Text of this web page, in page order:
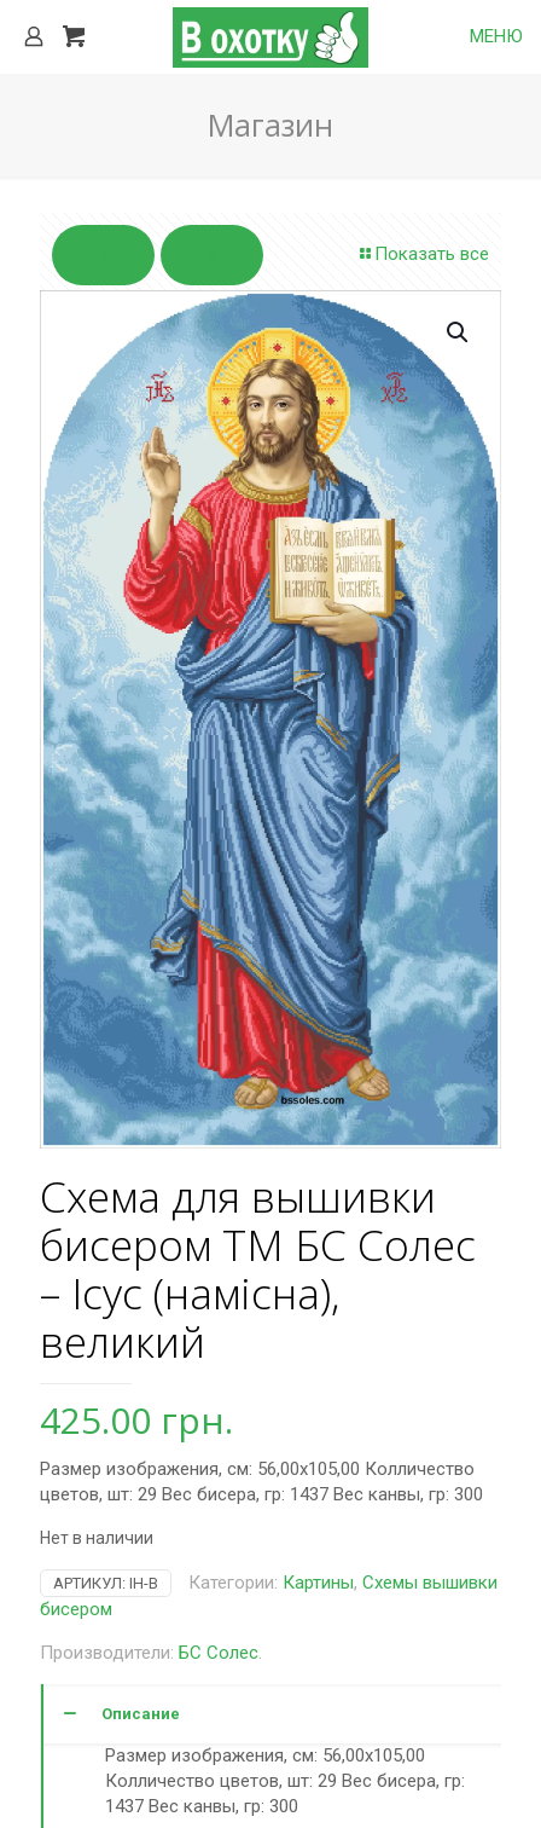
МЕНЮ
Магазин
Показать все
Схема для вышивки
бисером ТМ БС Солес
– Ісус (намісна),
великий
425.00 грн.
Размер изображения, см: 56,00х105,00 Колличество
цветов, шт: 29 Вес бисера, гр: 1437 Вес канвы, гр: 300
Нет в наличии
АРТИКУЛ: ІН-В Категории: Картины, Схемы вышивки
бисером
Производители: БС Солес.
Описание
Размер изображения, см: 56,00х105,00
Колличество цветов, шт: 29 Вес бисера, гр:
1437 Вес канвы, гр: 300